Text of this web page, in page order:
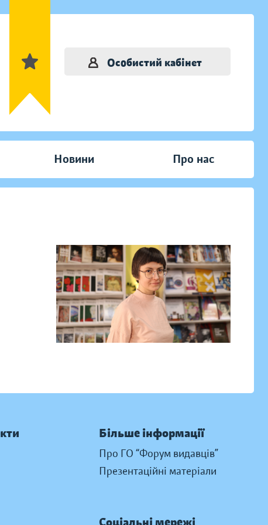
Особистий кабінет
Новини Про нас
Більше інформації
Про ГО “Форум видавців”
Презентаційні матеріали